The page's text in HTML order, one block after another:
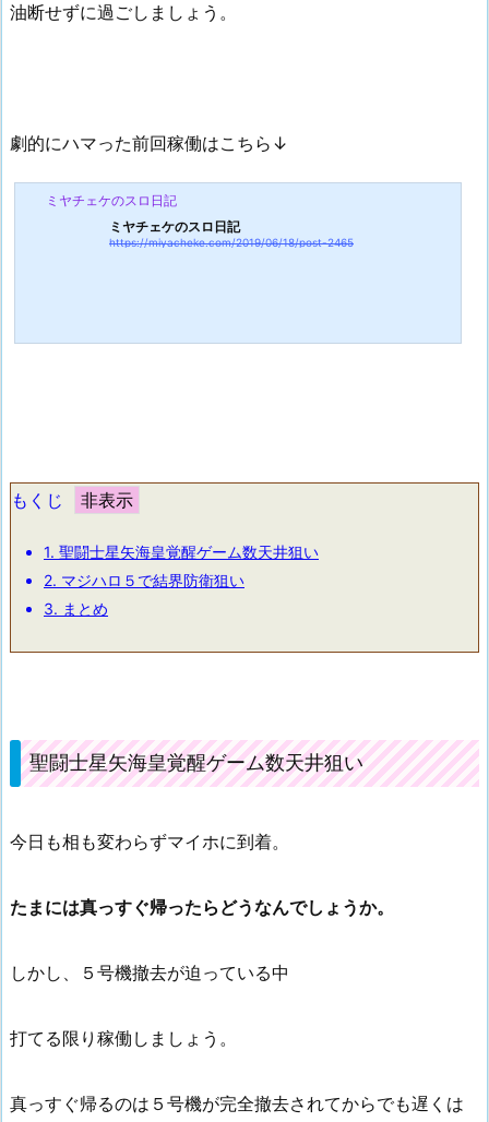
油断せずに過ごしましょう。
劇的にハマった前回稼働はこちら↓
ミヤチェケのスロ日記
ミヤチェケのスロ日記
https://miyacheke.com/2019/06/18/post-2465
もくじ
1. 聖闘士星矢海皇覚醒ゲーム数天井狙い
2. マジハロ５で結界防衛狙い
3. まとめ
聖闘士星矢海皇覚醒ゲーム数天井狙い
今日も相も変わらずマイホに到着。
たまには真っすぐ帰ったらどうなんでしょうか。
しかし、５号機撤去が迫っている中
打てる限り稼働しましょう。
真っすぐ帰るのは５号機が完全撤去されてからでも遅くは